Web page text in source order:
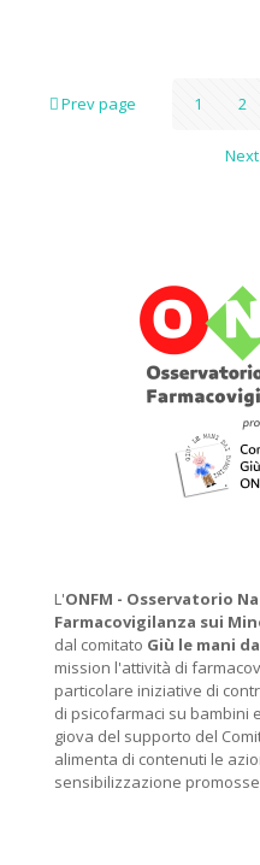
Prev page 1 2
L'ONFM - Osservatorio
Farmacovigilanza sui
dal comitato Giù le mani
mission l'attività di
particolare iniziative di
di psicofarmaci su bambini
giova del supporto del
alimenta di contenuti le
sensibilizzazione